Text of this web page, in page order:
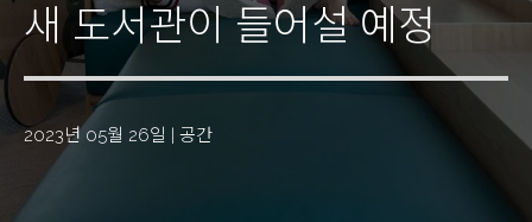
새 도서관이 들어설 예정
2023년 05월 26일 | 공간